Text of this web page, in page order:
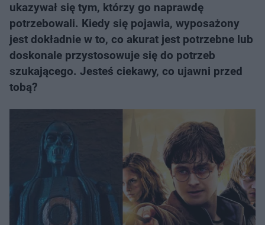
ukazywał się tym, którzy go naprawdę
potrzebowali. Kiedy się pojawia, wyposażony
jest dokładnie w to, co akurat jest potrzebne lub
doskonale przystosowuje się do potrzeb
szukającego. Jesteś ciekawy, co ujawni przed
tobą?